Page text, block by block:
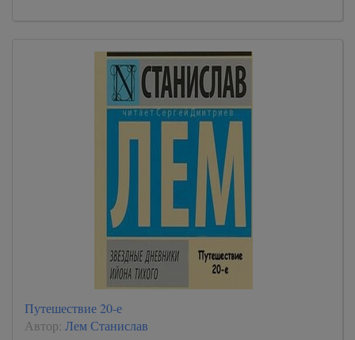
Путешествие 20-е
Автор: Лем Станислав